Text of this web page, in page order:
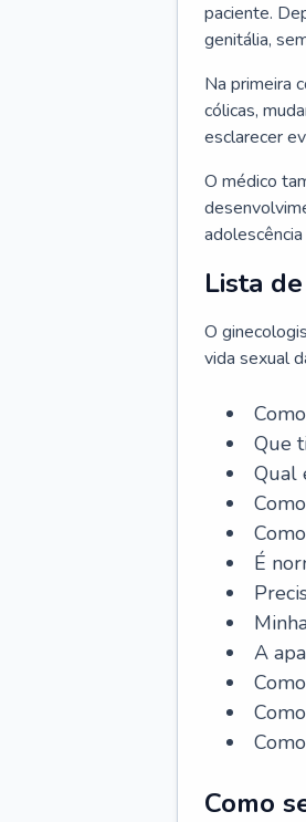
paciente.
genitália,
Na primeira
cólicas,
esclarecer
O médico
Lista
O
vida sexual
Que
Qual
É
A
Como